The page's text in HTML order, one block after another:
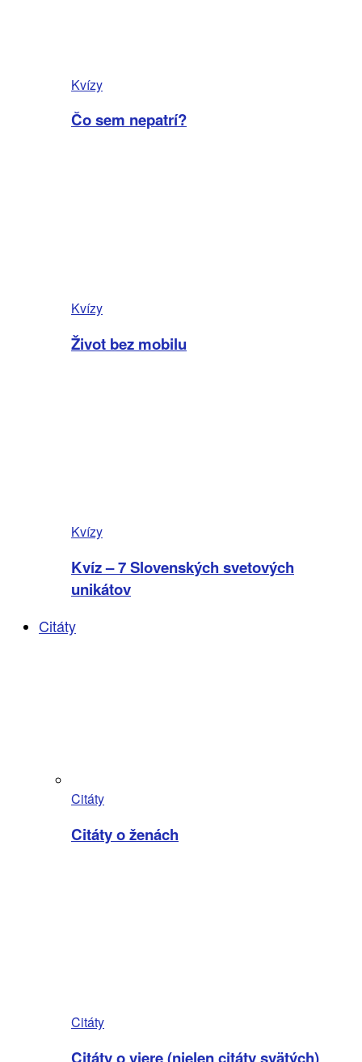
Kvízy
Čo sem nepatrí?
Kvízy
Život bez mobilu
Kvízy
Kvíz – 7 Slovenských svetových
unikátov
Citáty
Citáty
Citáty o ženách
Citáty
Citáty o viere (nielen citáty svätých)